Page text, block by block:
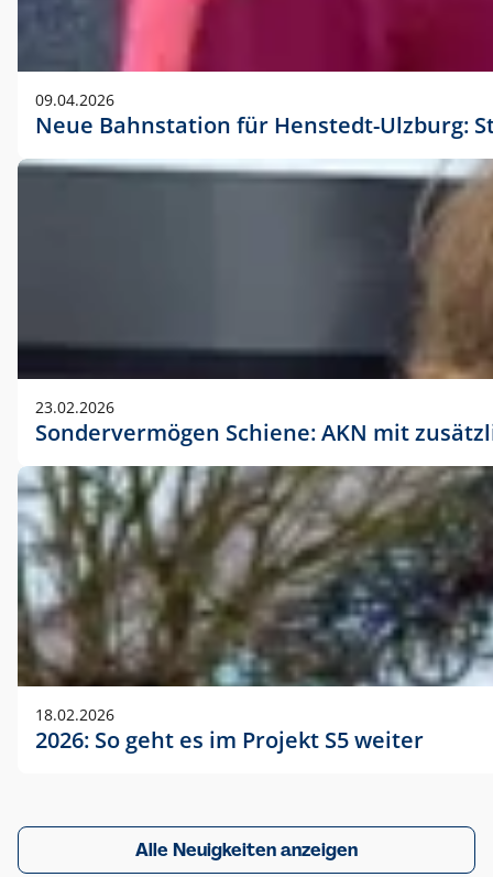
09.04.2026
Neue Bahnstation für Henstedt-Ulzburg:
23.02.2026
Sondervermögen Schiene: AKN mit
18.02.2026
2026: So geht es im Projekt S5 weiter
Alle Neuigkeiten anzeigen